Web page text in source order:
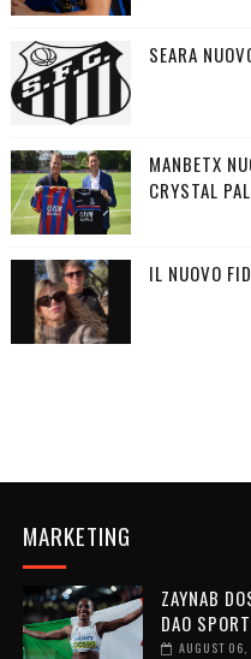
SEARA
MANBETX
CRYSTAL
IL NUOVO
MARKETING
ZAYNAB
DAO SPORT
AUGUST